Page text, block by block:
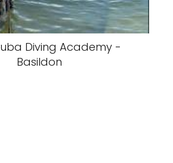
Diving Academy -
Basildon